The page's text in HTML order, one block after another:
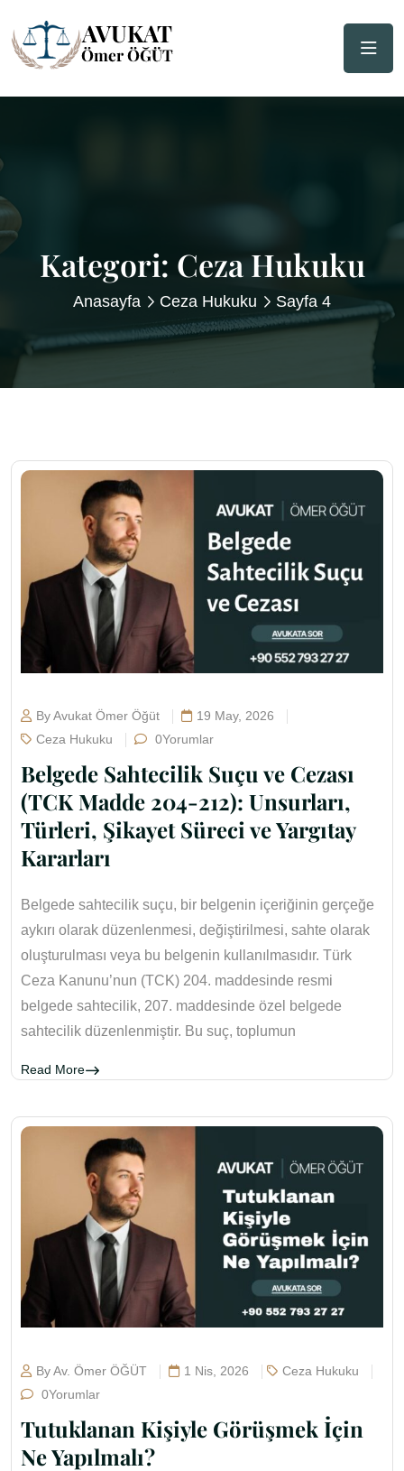
Kategori: Ceza Hukuku
Anasayfa Ceza Hukuku Sayfa 4
By Avukat Ömer Öğüt
19 May, 2026
Ceza Hukuku
0Yorumlar
Belgede Sahtecilik Suçu ve Cezası
(TCK Madde 204-212): Unsurları,
Türleri, Şikayet Süreci ve Yargıtay
Kararları
Belgede sahtecilik suçu, bir belgenin içeriğinin gerçeğe
aykırı olarak düzenlenmesi, değiştirilmesi, sahte olarak
oluşturulması veya bu belgenin kullanılmasıdır. Türk
Ceza Kanunu’nun (TCK) 204. maddesinde resmi
belgede sahtecilik, 207. maddesinde özel belgede
sahtecilik düzenlenmiştir. Bu suç, toplumun
Read More
By Av. Ömer ÖĞÜT 1 Nis, 2026
Ceza Hukuku
0Yorumlar
Tutuklanan Kişiyle Görüşmek İçin
Ne Yapılmalı?